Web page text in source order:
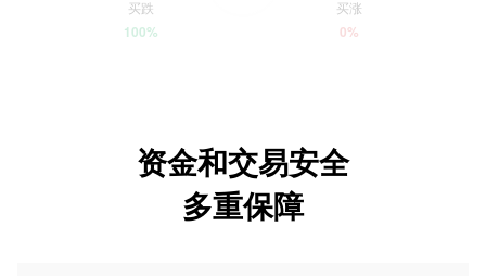
买跌
100%
买涨
0%
资金和交易安全
多重保障